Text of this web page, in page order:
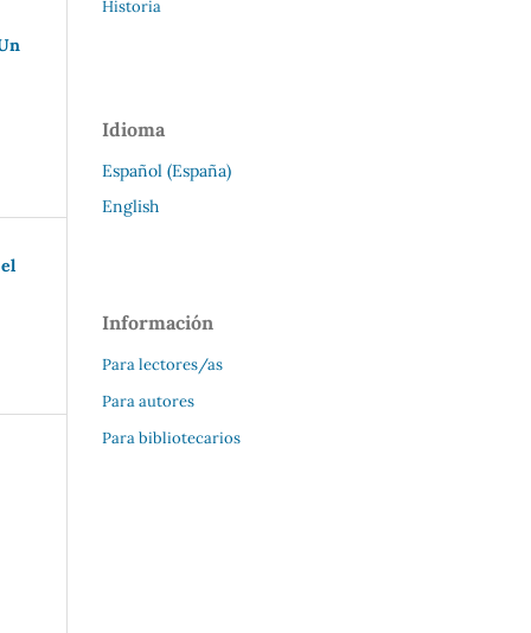
Historia
Idioma
Español (España)
English
Información
Para lectores/as
Para autores
Para bibliotecarios